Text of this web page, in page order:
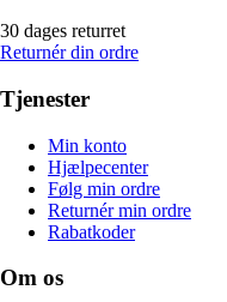
30 dages returret
Returnér din ordre
Tjenester
Min konto
Hjælpecenter
Følg min ordre
Returnér min ordre
Rabatkoder
Om os